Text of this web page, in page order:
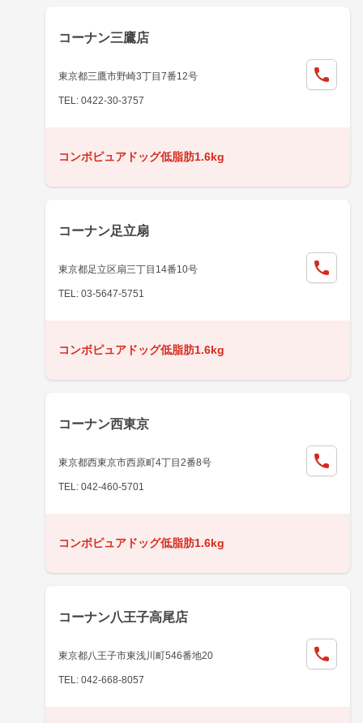
コーナン三鷹店
東京都三鷹市野崎3丁目7番12号
TEL: 0422-30-3757
コンボピュアドッグ低脂肪1.6kg
コーナン足立扇
東京都足立区扇三丁目14番10号
TEL: 03-5647-5751
コンボピュアドッグ低脂肪1.6kg
コーナン西東京
東京都西東京市西原町4丁目2番8号
TEL: 042-460-5701
コンボピュアドッグ低脂肪1.6kg
コーナン八王子高尾店
東京都八王子市東浅川町546番地20
TEL: 042-668-8057